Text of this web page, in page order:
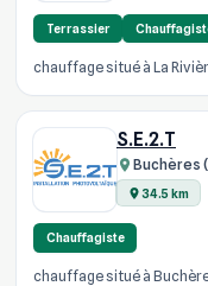
Terrassier
chauffage situé à La
S.E.2.T
Buchères
34.5 km
Chauffagiste
chauffage situé à